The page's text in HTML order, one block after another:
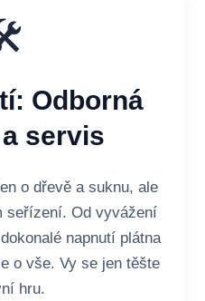
Odborná
servis
o dřevě a suknu, ale
seřízení. Od vyvážení
napnutí plátna
o vše. Vy se jen těšte
hru.